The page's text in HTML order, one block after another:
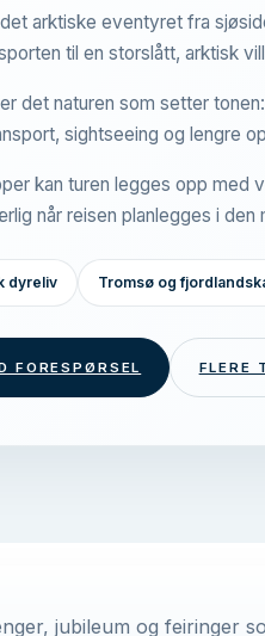
arktiske eventyret fra
til en storslått, arktisk
det naturen som setter
sightseeing og lengre
kan turen legges opp med
når reisen planlegges i den
dyreliv Tromsø og
FORESPØRSEL FLERE
jubileum og feiringer